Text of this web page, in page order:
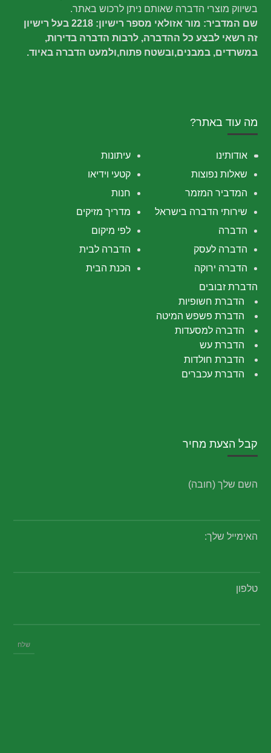
בשיווק מוצרי הדברה שאותם ניתן לרכוש באתר.
שם המדביר: מור אזולאי מספר רישיון: 2218 בעל רישיון
זה רשאי לבצע כל ההדברה, לרבות הדברה בדירות,
במשרדים, במבנים,ובשטח פתוח,ולמעט הדברה באיוד.
מה עוד באתר?
עיתונות
אודותינו
קטעי וידיאו
שאלות נפוצות
חנות
המדביר המזמר
מדריך מזיקים
שירותי הדברה בישראל
לפי מיקום
הדברה
הדברה לבית
הדברה לעסק
הכנת הבית
הדברה ירוקה
הדברת זבובים
הדברת חשופיות
הדברת פשפש המיטה
הדברה למסעדות
הדברת עש
הדברת חולדות
הדברת עכברים
קבל הצעת מחיר
השם שלך (חובה)
האימייל שלך:
טלפון